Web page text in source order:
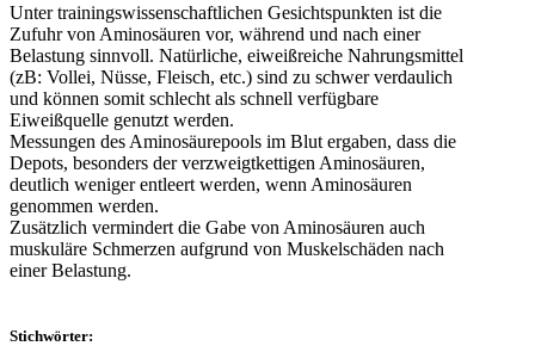
Unter trainingswissenschaftlichen Gesichtspunkten ist die
Zufuhr von Aminosäuren vor, während und nach einer
Belastung sinnvoll. Natürliche, eiweißreiche Nahrungsmittel
(zB: Vollei, Nüsse, Fleisch, etc.) sind zu schwer verdaulich
und können somit schlecht als schnell verfügbare
Eiweißquelle genutzt werden.
Messungen des Aminosäurepools im Blut ergaben, dass die
Depots, besonders der verzweigtkettigen Aminosäuren,
deutlich weniger entleert werden, wenn Aminosäuren
genommen werden.
Zusätzlich vermindert die Gabe von Aminosäuren auch
muskuläre Schmerzen aufgrund von Muskelschäden nach
einer Belastung.
Stichwörter: